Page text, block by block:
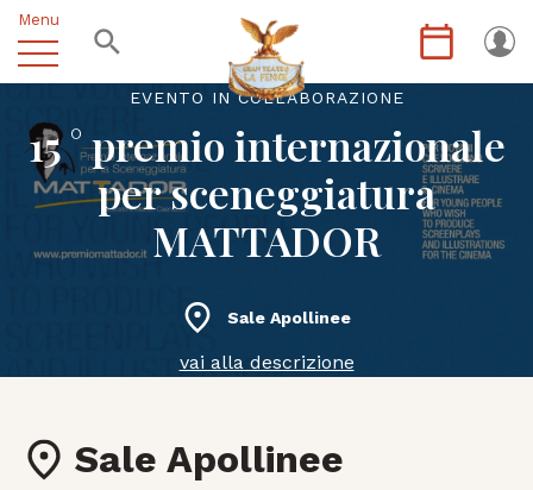
Menu
EVENTO IN COLLABORAZIONE
15 ° premio internazionale
per sceneggiatura
MATTADOR
Sale Apollinee
vai alla descrizione
Sale Apollinee